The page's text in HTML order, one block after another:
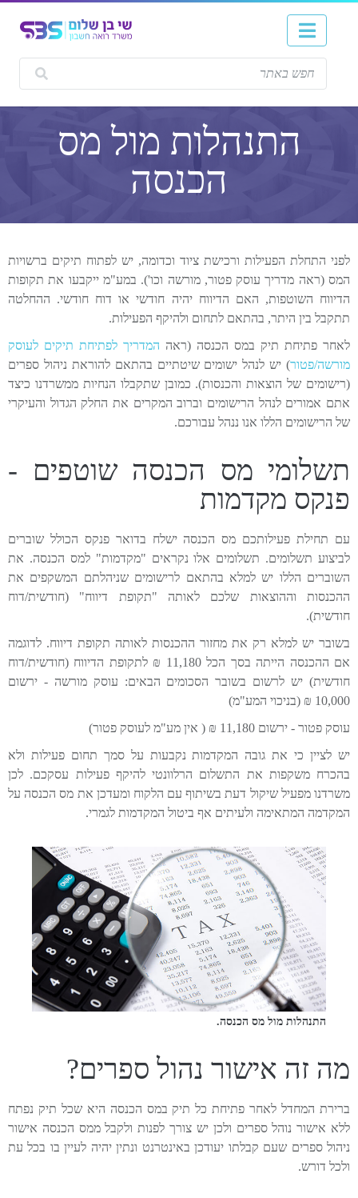
התנהלות מול מס
הכנסה
לפני התחלת הפעילות ורכישת ציוד וכדומה, יש לפתוח תיקים ברשויות
המס (ראה מדריך עוסק פטור, מורשה וכו'). במע"מ ייקבעו את תקופות
הדיווח השוטפות, האם הדיווח יהיה חודשי או דוח חודשי. ההחלטה
תתקבל בין היתר, בהתאם לתחום ולהיקף הפעילות.
לאחר פתיחת תיק במס הכנסה (ראה המדריך לפתיחת תיקים לעוסק
מורשה/פטור) יש לנהל ישומים שיטתיים בהתאם להוראת ניהול ספרים
(רישומים של הוצאות והכנסות). כמובן שתקבלו הנחיות ממשרדנו כיצד
אתם אמורים לנהל הרישומים וברוב המקרים את החלק הגדול והעיקרי
של הרישומים הללו אנו ננהל עבורכם.
תשלומי מס הכנסה שוטפים -
פנקס מקדמות
עם תחילת פעילותכם מס הכנסה ישלח בדואר פנקס הכולל שוברים
לביצוע תשלומים. תשלומים אלו נקראים "מקדמות" למס הכנסה. את
השוברים הללו יש למלא בהתאם לרישומים שניהלתם המשקפים את
ההכנסות וההוצאות שלכם לאותה "תקופת דיווח" (חודשית/דוח
חודשית).
בשובר יש למלא רק את מחזור ההכנסות לאותה תקופת דיווח. לדוגמה
אם ההכנסה הייתה בסך הכל 11,180 ₪ לתקופת הדיווח (חודשית/דוח
חודשית) יש לרשום בשובר הסכומים הבאים: עוסק מורשה - ירשום
10,000 ₪ (בניכוי המע"מ)
עוסק פטור - ירשום 11,180 ₪ ( אין מע"מ לעוסק פטור)
יש לציין כי את גובה המקדמות נקבעות על סמך תחום פעילות ולא
בהכרח משקפות את התשלום הרלוונטי להיקף פעילות עסקכם. לכן
משרדנו מפעיל שיקול דעת בשיתוף עם הלקוח ומעדכן את מס הכנסה על
המקדמה המתאימה ולעיתים אף ביטול המקדמות לגמרי.
התנהלות מול מס הכנסה.
מה זה אישור נהול ספרים?
ברירת המחדל לאחר פתיחת כל תיק במס הכנסה היא שכל תיק נפתח
ללא אישור נוהל ספרים ולכן יש צורך לפנות ולקבל ממס הכנסה אישור
ניהול ספרים שעם קבלתו יעודכן באינטרנט ונתין יהיה לעיין בו בכל עת
ולכל דורש.